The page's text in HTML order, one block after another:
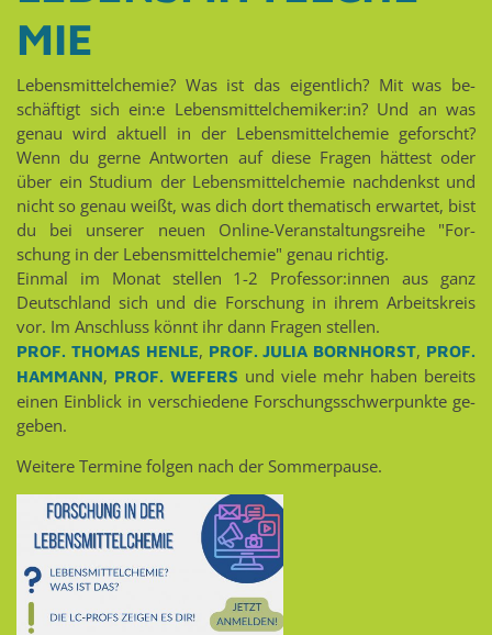
MIE
Le­bens­mit­tel­che­mie? Was ist das ei­gent­lich? Mit was be­
schäf­tigt sich ein:e Le­bens­mit­tel­che­mi­ker:in? Und an was
genau wird ak­tu­ell in der Le­bens­mit­tel­che­mie ge­forscht?
Wenn du gerne Ant­wor­ten auf diese Fra­gen hät­test oder
über ein Stu­di­um der Le­bens­mit­tel­che­mie nach­denkst und
nicht so genau weißt, was dich dort the­ma­tisch er­war­tet, bist
du bei un­se­rer neuen On­line-Ver­an­stal­tungs­rei­he "For­
schung in der Le­bens­mit­tel­che­mie" genau rich­tig.
Ein­mal im Monat stel­len 1-2 Pro­fes­sor:innen aus ganz
Deutsch­land sich und die For­schung in ihrem Ar­beits­kreis
vor. Im An­schluss könnt ihr dann Fra­gen stel­len.
PROF. THO­MAS HENLE, PROF. JULIA BORN­HORST, PROF.
HAM­MANN, PROF. WE­FERS und viele mehr haben be­reits
einen Ein­blick in ver­schie­de­ne For­schungs­schwer­punk­te ge­
ge­ben.
Wei­te­re Ter­mi­ne fol­gen nach der Som­mer­pau­se.